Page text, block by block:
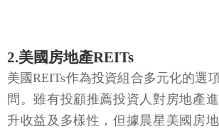
2.美國房地產REITs
美國REITs作為投資組合多元化的選
問。雖有投顧推薦投資人對房地產
升收益及多樣性，但據晨星美國房